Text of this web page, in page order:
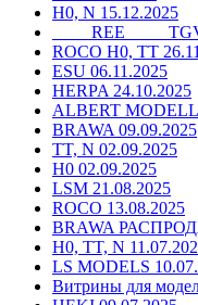
H0, N 15.12.2025
____ REE ____
ROCO H0, TT
ESU 06.11.2025
HERPA 24.10.2025
ALBERT MODELL
BRAWA 09.09.2025
TT, N 02.09.2025
H0 02.09.2025
LSM 21.08.2025
ROCO 13.08.2025
BRAWA
H0, TT, N
LS MODELS
Витрины для